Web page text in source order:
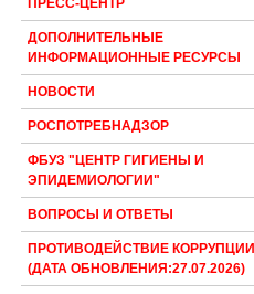
ПРЕСС-ЦЕНТР
ДОПОЛНИТЕЛЬНЫЕ
ИНФОРМАЦИОННЫЕ РЕСУРСЫ
НОВОСТИ
РОСПОТРЕБНАДЗОР
ФБУЗ "ЦЕНТР ГИГИЕНЫ И
ЭПИДЕМИОЛОГИИ"
ВОПРОСЫ И ОТВЕТЫ
ПРОТИВОДЕЙСТВИЕ КОРРУПЦИИ
(ДАТА ОБНОВЛЕНИЯ:27.07.2026)